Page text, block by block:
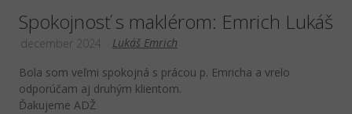
Spokojnosť s maklérom: Emrich Lukáš
Lukáš Emrich
december 2024
Bola som veľmi spokojná s prácou p. Emricha a vrelo
odporúčam aj druhým klientom.
Ďakujeme ADŽ